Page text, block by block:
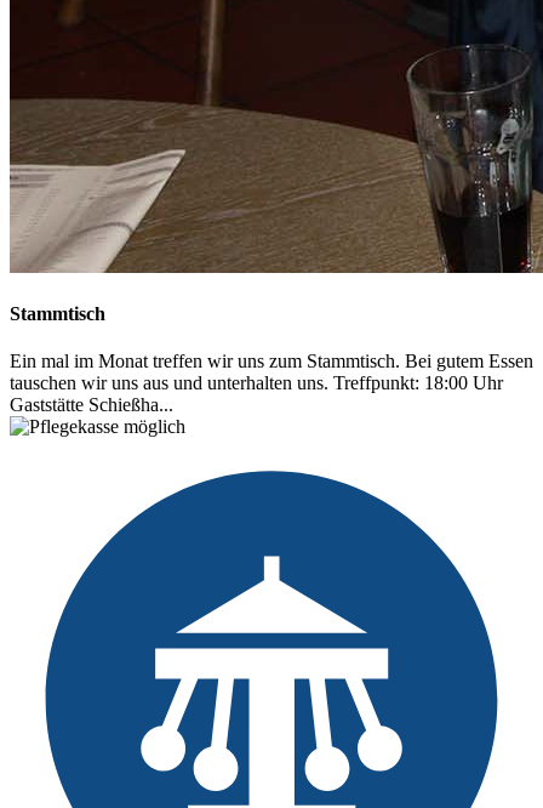
Stammtisch
Ein mal im Monat treffen wir uns zum Stammtisch. Bei gutem Essen
tauschen wir uns aus und unterhalten uns. Treffpunkt: 18:00 Uhr
Gaststätte Schießha...